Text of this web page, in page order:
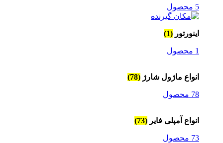
5 محصول
اینورتور (1)
1 محصول
انواع ماژول شارژ (78)
78 محصول
انواع آمپلی فایر (73)
73 محصول